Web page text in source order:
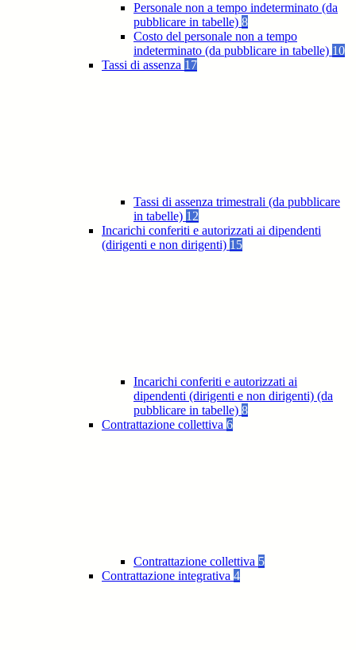
Personale non a tempo indeterminato (da
pubblicare in tabelle) 8
Costo del personale non a tempo
indeterminato (da pubblicare in tabelle) 10
Tassi di assenza 17
Tassi di assenza trimestrali (da pubblicare
in tabelle) 12
Incarichi conferiti e autorizzati ai dipendenti
(dirigenti e non dirigenti) 15
Incarichi conferiti e autorizzati ai
dipendenti (dirigenti e non dirigenti) (da
pubblicare in tabelle) 8
Contrattazione collettiva 6
Contrattazione collettiva 5
Contrattazione integrativa 4